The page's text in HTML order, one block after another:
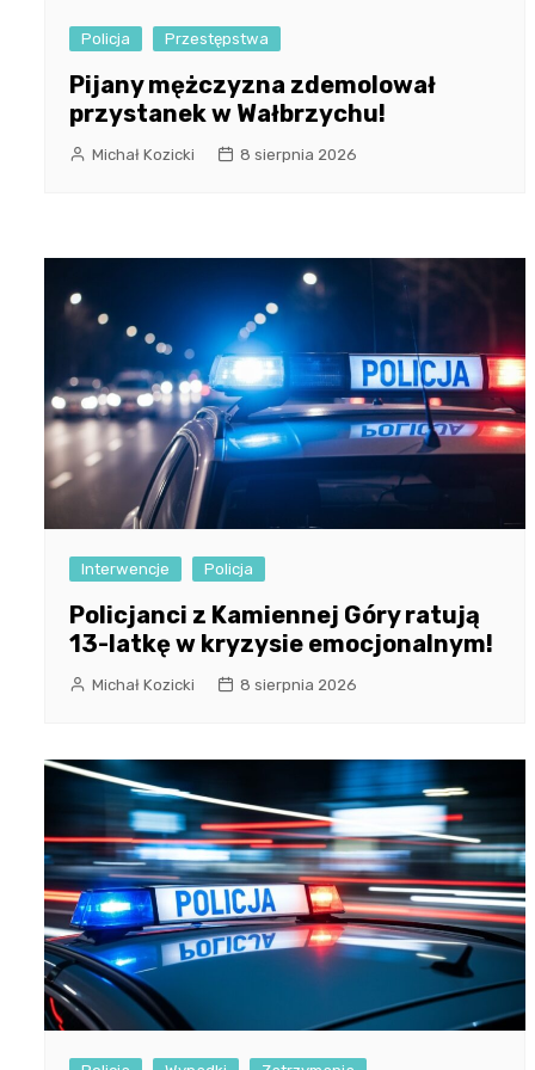
Policja Przestępstwa
Pijany mężczyzna zdemolował
przystanek w Wałbrzychu!
Michał Kozicki 8 sierpnia 2026
Interwencje Policja
Policjanci z Kamiennej Góry ratują
13-latkę w kryzysie emocjonalnym!
Michał Kozicki 8 sierpnia 2026